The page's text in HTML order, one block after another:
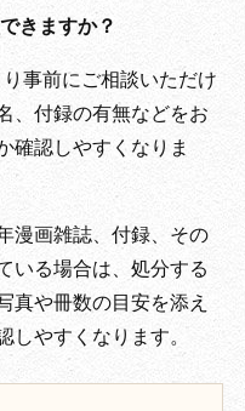
きますか？
事前にご相談いただけ
、付録の有無などをお
確認しやすくなりま
漫画雑誌、付録、その
いる場合は、処分する
真や冊数の目安を添え
しやすくなります。